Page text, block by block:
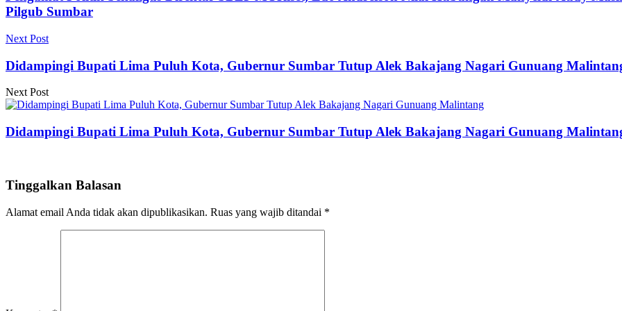
Pilgub Sumbar
Next Post
Didampingi Bupati Lima Puluh Kota, Gubernur Sumbar Tutup Alek Bakajang Nagari Gunuang
Next Post
Didampingi Bupati Lima Puluh Kota, Gubernur Sumbar Tutup Alek Bakajang Nagari Gunuang
Tinggalkan Balasan
Alamat email Anda tidak akan dipublikasikan. Ruas yang wajib ditandai *